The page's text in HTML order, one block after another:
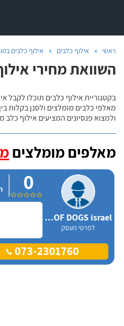
ראשי אילוף כלבים אילוף כלבים
השוואת מחירי
בקטגוריית אילוף כלבים תוכלו לקבל
מאלפי כלבים מומלצים ולסנן בקלות
ולמצוא פנסיונים המציעים אילוף
מאלפים מומלצים
WOOF DOGS israel
לפרטי העסק
0
073-2301760